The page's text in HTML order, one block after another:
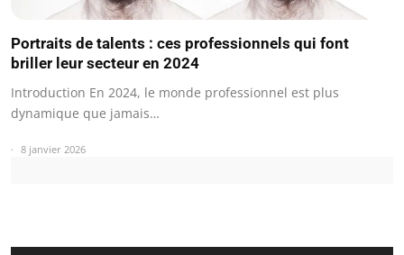
Portraits de talents : ces professionnels qui font
briller leur secteur en 2024
Introduction En 2024, le monde professionnel est plus
dynamique que jamais…
8 janvier 2026